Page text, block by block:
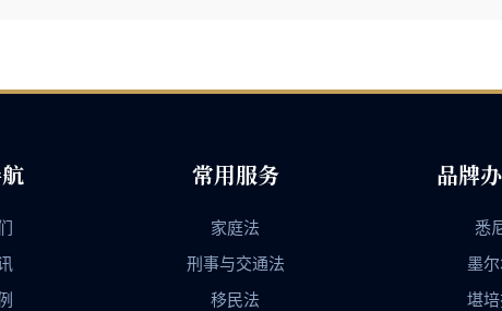
常用服务
家庭法
刑事与交通法
移民法
品牌
悉
墨
堪